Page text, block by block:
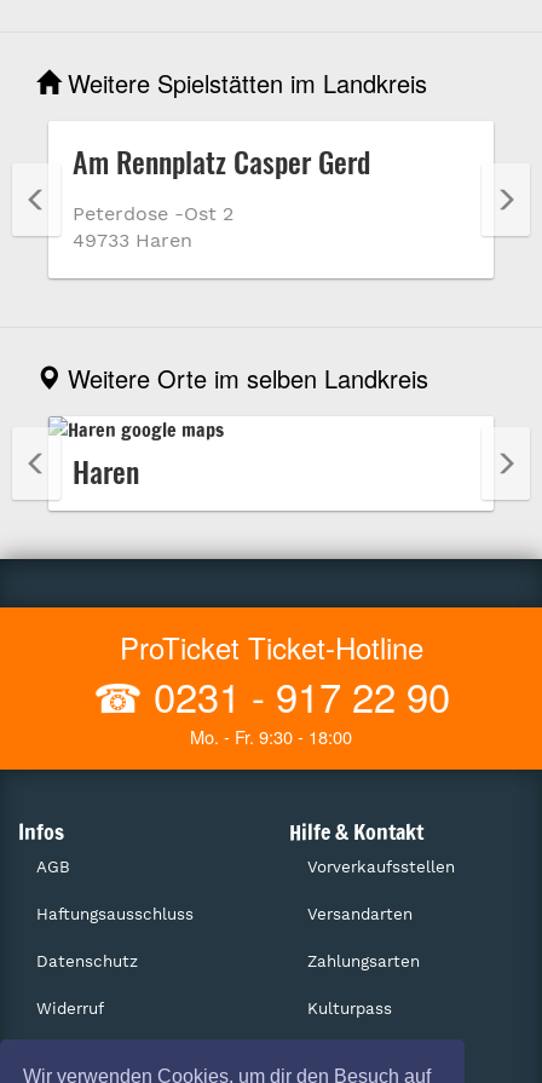
Wir verwenden Cookies, um dir den Besuch auf
Weitere Spielstätten im Landkreis
Am Rennplatz Casper Gerd
Peterdose -Ost 2
49733 Haren
Weitere Orte im selben Landkreis
Haren
ProTicket Ticket-Hotline
☎ 0231 - 917 22 90
Mo. - Fr. 9:30 - 18:00
Infos
AGB
Haftungsausschluss
Datenschutz
Widerruf
Hilfe & Kontakt
Vorverkaufsstellen
Versandarten
Zahlungsarten
Kulturpass
Services